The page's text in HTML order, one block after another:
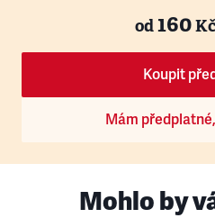
od160
Koupit
Mám
Mohlo by